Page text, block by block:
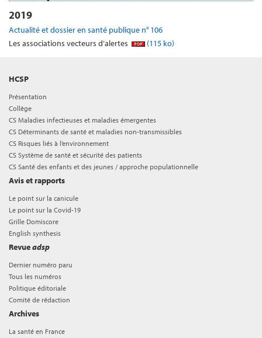
2019
Actualité et dossier en santé publique n° 106
Les associations vecteurs d’alertes
(115 ko)
HCSP
Présentation
Collège
CS Maladies infectieuses et maladies émergentes
CS Déterminants de santé et maladies non-transmissibles
CS Risques liés à l’environnement
CS Système de santé et sécurité des patients
CS Santé des enfants et des jeunes / approche populationnelle
Avis et rapports
Le point sur la canicule
Le point sur la Covid-19
Grille Domiscore
English synthesis
Revueadsp
Dernier numéro paru
Tous les numéros
Politique éditoriale
Comité de rédaction
Archives
La santé en France